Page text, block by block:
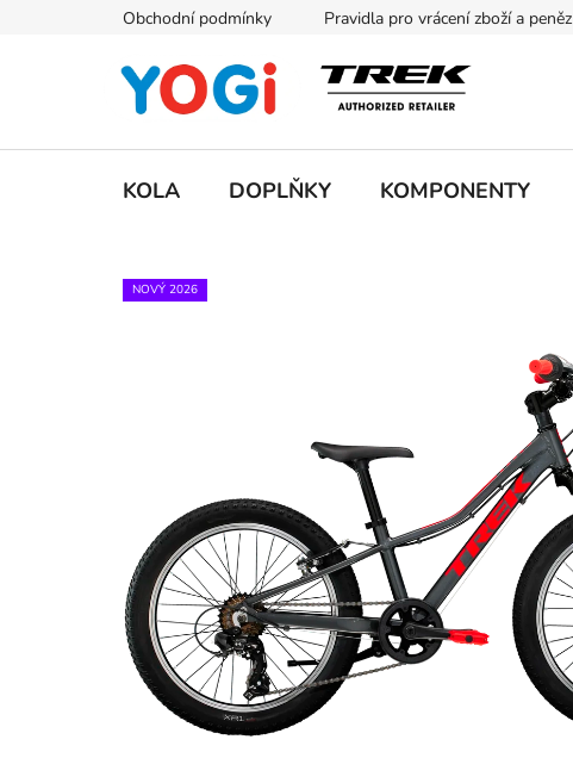
Obchodní podmínky Pravidla pro vrácení zboží a peněz
KOLA DOPLŇKY KOMPONENTY
NOVÝ 2026